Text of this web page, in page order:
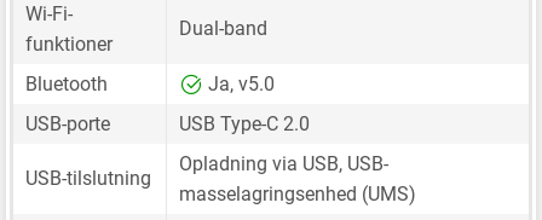
Wi-Fi-
funktioner
Dual-band
Bluetooth
Ja, v5.0
USB-porte
USB Type-C 2.0
USB-tilslutning
Opladning via USB, USB-
masselagringsenhed (UMS)